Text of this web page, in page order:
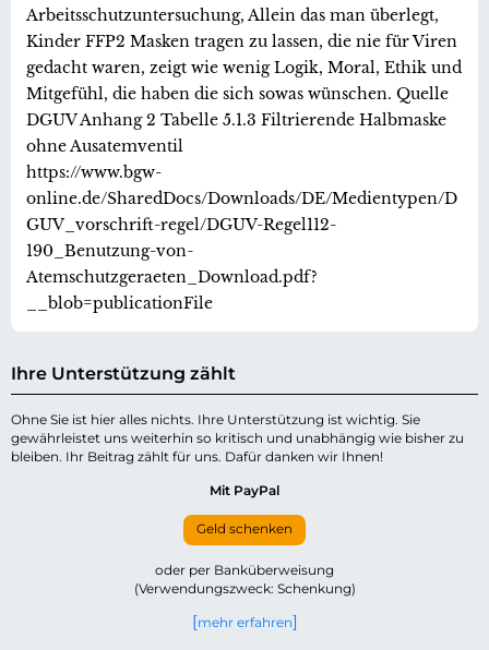
Arbeitsschutzuntersuchung, Allein das man überlegt,
Kinder FFP2 Masken tragen zu lassen, die nie für Viren
gedacht waren, zeigt wie wenig Logik, Moral, Ethik und
Mitgefühl, die haben die sich sowas wünschen. Quelle
DGUV Anhang 2 Tabelle 5.1.3 Filtrierende Halbmaske
ohne Ausatemventil
https://www.bgw-
online.de/SharedDocs/Downloads/DE/Medientypen/D
GUV_vorschrift-regel/DGUV-Regel112-
190_Benutzung-von-
Atemschutzgeraeten_Download.pdf?
__blob=publicationFile
Ihre Unterstützung zählt
Ohne Sie ist hier alles nichts. Ihre Unterstützung ist wichtig. Sie
gewährleistet uns weiterhin so kritisch und unabhängig wie bisher zu
bleiben. Ihr Beitrag zählt für uns. Dafür danken wir Ihnen!
Mit PayPal
Geld schenken
oder per Banküberweisung
(Verwendungszweck: Schenkung)
mehr erfahren